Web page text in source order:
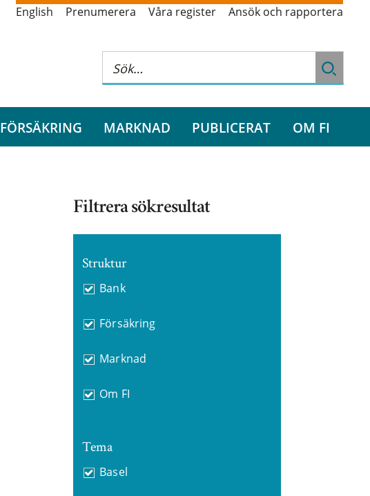
English Prenumerera Våra register Ansök och rapportera
FÖRSÄKRING MARKNAD PUBLICERAT OM FI
Filtrera sökresultat
Struktur
Bank
Försäkring
Marknad
Om FI
Tema
Basel